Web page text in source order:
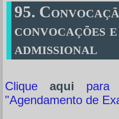
95.
convocações
admissional
Clique aqui para
"Agendamento de